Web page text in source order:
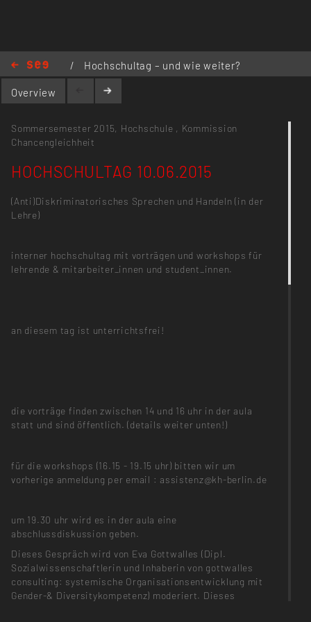
/
Hochschultag – und wie weiter?
Antidiskriminatorisch Sprechen und
Handeln /
Overview
Sommersemester 2015, Hochschule , Kommission
Chancengleichheit
HOCHSCHULTAG 10.06.2015
(Anti)Diskriminatorisches Sprechen und Handeln (in der
Lehre)
interner hochschultag mit vorträgen und workshops für
lehrende & mitarbeiter_innen und student_innen.
an diesem tag ist unterrichtsfrei!
die vorträge finden zwischen 14 und 16 uhr in der aula
statt und sind öffentlich. (details weiter unten!)
für die workshops (16.15 - 19.15 uhr) bitten wir um
vorherige anmeldung per email : assistenz@kh-berlin.de
um 19.30 uhr wird es in der aula eine
abschlussdiskussion geben.
Dieses Gespräch wird von Eva Gottwalles (Dipl.
Sozialwissenschaftlerin und Inhaberin von gottwalles
consulting: systemische Organisationsentwicklung mit
Gender-& Diversitykompetenz) moderiert. Dieses